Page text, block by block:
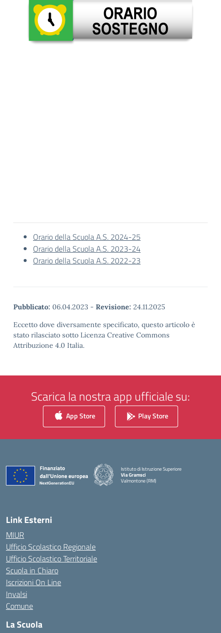
Orario della Scuola A.S. 2024-25
Orario della Scuola A.S. 2023-24
Orario della Scuola A.S. 2022-23
Pubblicato: 06.04.2023 - Revisione: 24.11.2025
Eccetto dove diversamente specificato, questo articolo è
stato rilasciato sotto Licenza Creative Commons
Attribuzione 4.0 Italia.
Scarica la nostra app ufficiale su:
App Store Play Store
Istituto di Istruzione Superiore
Via Gramsci
Valmontone (RM)
Link Esterni
MIUR
Ufficio Scolastico Regionale
Ufficio Scolastico Territoriale
Scuola in Chiaro
Iscrizioni On Line
Invalsi
Comune
La Scuola